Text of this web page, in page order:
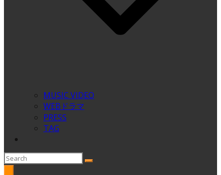
MUSIC VIDEO
WEBドラマ
PRESS
TAG